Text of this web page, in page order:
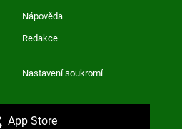
Nápověda
Redakce
Nastavení soukromí
App Store